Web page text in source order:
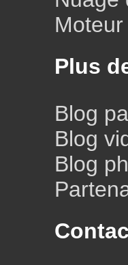
Plus
Blog
Blog
Blog